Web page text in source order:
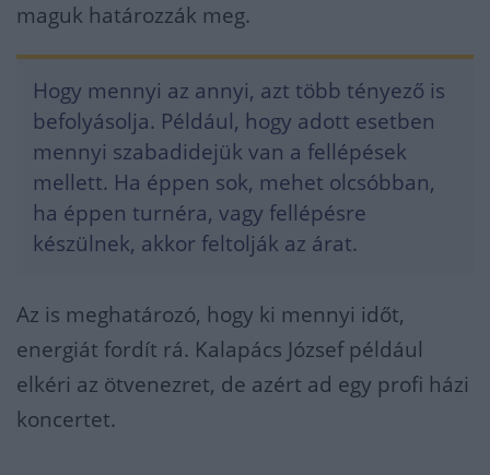
maguk határozzák meg.
Hogy mennyi az annyi, azt több tényező is
befolyásolja. Például, hogy adott esetben
mennyi szabadidejük van a fellépések
mellett. Ha éppen sok, mehet olcsóbban,
ha éppen turnéra, vagy fellépésre
készülnek, akkor feltolják az árat.
Az is meghatározó, hogy ki mennyi időt,
energiát fordít rá. Kalapács József például
elkéri az ötvenezret, de azért ad egy profi házi
koncertet.